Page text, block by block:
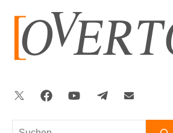
springen
Suchen
Twitter FacebookYouTubeTelegram